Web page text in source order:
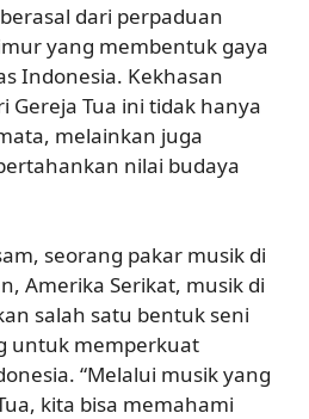
dari perpaduan
yang membentuk gaya
Indonesia. Kekhasan
Gereja Tua ini tidak hanya
melainkan juga
nilai budaya
seorang pakar musik di
Amerika Serikat, musik di
salah satu bentuk seni
untuk memperkuat
“Melalui musik yang
kita bisa memahami